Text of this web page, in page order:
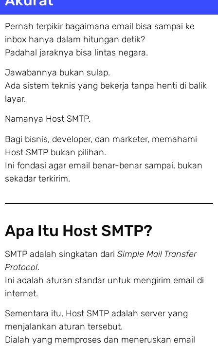
Pernah terpikir bagaimana email bisa sampai ke
inbox hanya dalam hitungan detik?
Padahal jaraknya bisa lintas negara.
Jawabannya bukan sulap.
Ada sistem teknis yang bekerja tanpa henti di balik
layar.
Namanya Host SMTP.
Bagi bisnis, developer, dan marketer, memahami
Host SMTP bukan pilihan.
Ini fondasi agar email benar-benar sampai, bukan
sekadar terkirim.
Apa Itu Host SMTP?
SMTP adalah singkatan dari Simple Mail Transfer
Protocol.
Ini adalah aturan standar untuk mengirim email di
internet.
Sementara itu, Host SMTP adalah server yang
menjalankan aturan tersebut.
Dialah yang memproses dan meneruskan email